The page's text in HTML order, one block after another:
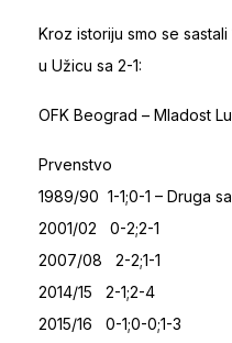
Kroz istoriju smo se
u Užicu sa 2-1:
OFK Beograd – Mladost
Prvenstvo
1989/90 1-1;0-1 – Druga
2001/02 0-2;2-1
2007/08 2-2;1-1
2014/15 2-1;2-4
2015/16 0-1;0-0;1-3